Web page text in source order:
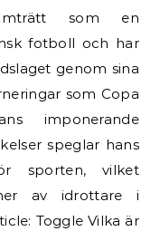
fotboll och har
genom sina
som Copa
imponerande
speglar hans
sporten, vilket
av idrottare i
Toggle Vilka är